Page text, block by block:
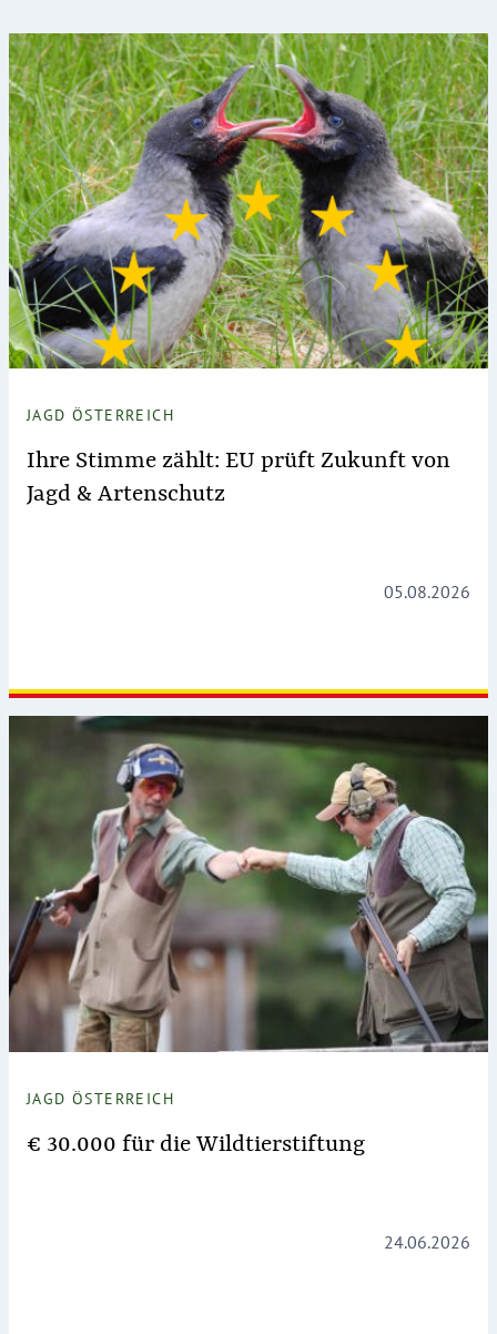
JAGD ÖSTERREICH
Ihre Stimme zählt: EU prüft Zukunft von
Jagd & Artenschutz
05.08.2026
JAGD ÖSTERREICH
€ 30.000 für die Wildtierstiftung
24.06.2026